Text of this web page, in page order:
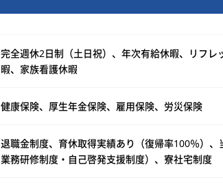
完全週休2日制（土日祝）、年次有給休暇、リフ
暇、家族看護休暇
健康保険、厚生年金保険、雇用保険、労災保険
退職金制度、育休取得実績あり（復帰率100％）
業務研修制度・自己啓発支援制度）、寮社宅制度